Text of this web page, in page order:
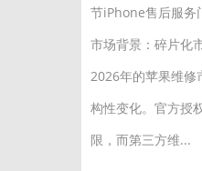
节iPhone售后服务
市场背景：碎片化
2026年的苹果维修
构性变化。官方授
限，而第三方维...